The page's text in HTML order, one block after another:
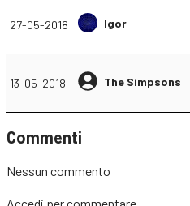
27-05-2018 Igor
13-05-2018 The Simpsons
Commenti
Nessun commento